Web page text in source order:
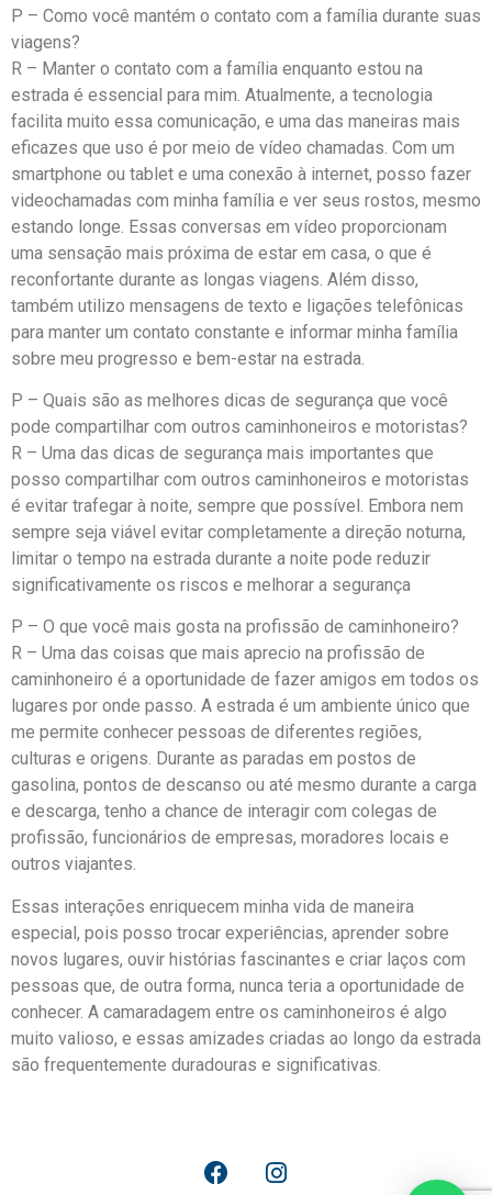
P – Como você mantém o contato com a família durante suas
viagens?
R – Manter o contato com a família enquanto estou na
estrada é essencial para mim. Atualmente, a tecnologia
facilita muito essa comunicação, e uma das maneiras mais
eficazes que uso é por meio de vídeo chamadas. Com um
smartphone ou tablet e uma conexão à internet, posso fazer
videochamadas com minha família e ver seus rostos, mesmo
estando longe. Essas conversas em vídeo proporcionam
uma sensação mais próxima de estar em casa, o que é
reconfortante durante as longas viagens. Além disso,
também utilizo mensagens de texto e ligações telefônicas
para manter um contato constante e informar minha família
sobre meu progresso e bem-estar na estrada.
P – Quais são as melhores dicas de segurança que você
pode compartilhar com outros caminhoneiros e motoristas?
R – Uma das dicas de segurança mais importantes que
posso compartilhar com outros caminhoneiros e motoristas
é evitar trafegar à noite, sempre que possível. Embora nem
sempre seja viável evitar completamente a direção noturna,
limitar o tempo na estrada durante a noite pode reduzir
significativamente os riscos e melhorar a segurança
P – O que você mais gosta na profissão de caminhoneiro?
R – Uma das coisas que mais aprecio na profissão de
caminhoneiro é a oportunidade de fazer amigos em todos os
lugares por onde passo. A estrada é um ambiente único que
me permite conhecer pessoas de diferentes regiões,
culturas e origens. Durante as paradas em postos de
gasolina, pontos de descanso ou até mesmo durante a carga
e descarga, tenho a chance de interagir com colegas de
profissão, funcionários de empresas, moradores locais e
outros viajantes.
Essas interações enriquecem minha vida de maneira
especial, pois posso trocar experiências, aprender sobre
novos lugares, ouvir histórias fascinantes e criar laços com
pessoas que, de outra forma, nunca teria a oportunidade de
conhecer. A camaradagem entre os caminhoneiros é algo
muito valioso, e essas amizades criadas ao longo da estrada
são frequentemente duradouras e significativas.